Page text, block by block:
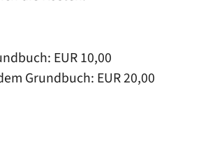
EUR 10,00
Grundbuch: EUR 20,00